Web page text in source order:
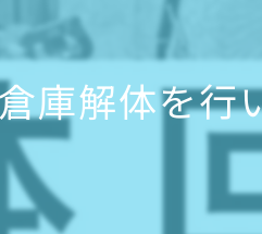
片
ゴ
庫解体を行